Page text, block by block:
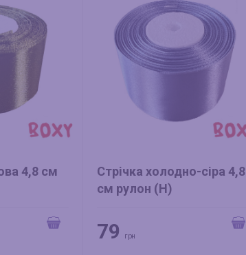
4,8 см
Стрічка холодно-сіра 4,8
см рулон (Н)
79 грн